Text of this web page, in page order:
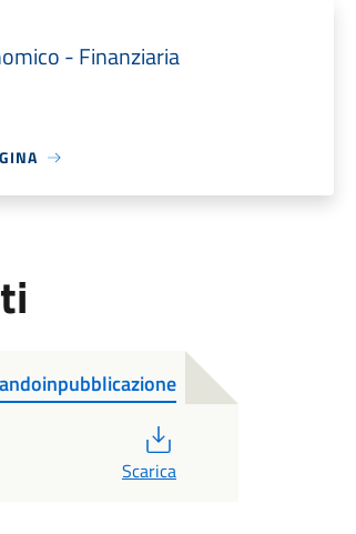
- Finanziaria
Scarica